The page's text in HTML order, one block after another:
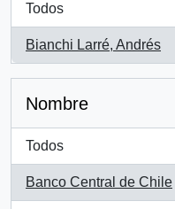
Todos
Bianchi Larré, Andrés
, 1 resultados
Nombre
Todos
Banco Central de Chile
, 1 resultados